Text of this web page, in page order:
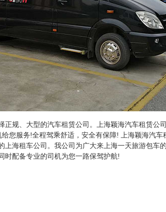
正规、大型的汽车租赁公司。上海颖海汽车租赁公
您服务!全程驾乘舒适，安全有保障! 上海颖海汽
上海租车公司。我公司为广大来上海一天旅游包车
时配备专业的司机为您一路保驾护航!